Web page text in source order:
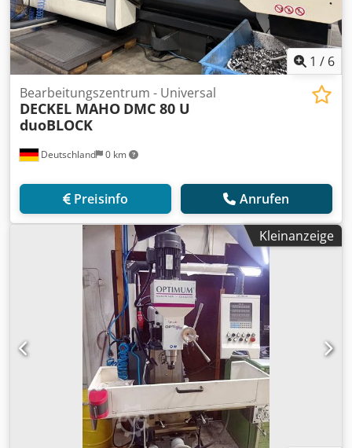
1 / 6
Deutschland 0 km
Bearbeitungszentrum - Universal
DECKEL MAHO DMC 80 U
duoBLOCK
Preisinfo Anrufen
Kleinanzeige